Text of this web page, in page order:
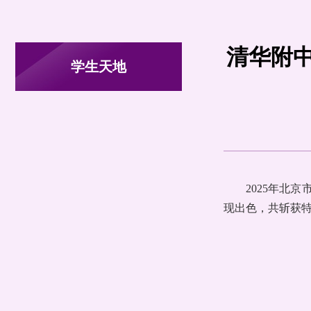
学生天地 清华附
2025年北京
现出色，共斩获